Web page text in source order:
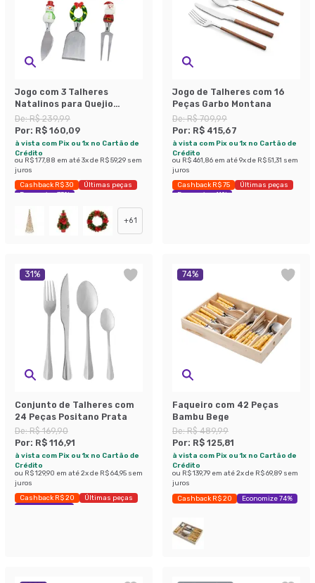
Jogo com 3 Talheres
Natalinos para Quejio
Espressione Prata
De:R$ 239,99
Por: R$ 160,09
à vista com Pix ou 1x no Cartão de
Crédito
ou R$ 177,88 em até3x de R$ 59,29 sem
juros
Cashback R$ 30
Últimas peças
Economize 33%
+61
Jogo de Talheres com 16
Peças Garbo Montana
De:R$ 709,99
Por: R$ 415,67
à vista com Pix ou 1x no Cartão de
Crédito
ou R$ 461,86 em até9x de R$ 51,31 sem
juros
Cashback R$ 75
Últimas peças
Economize 41%
31%
Conjunto de Talheres com
24 Peças Positano Prata
De:R$ 169,90
Por: R$ 116,91
à vista com Pix ou 1x no Cartão de
Crédito
ou R$ 129,90 em até2x de R$ 64,95 sem
juros
Cashback R$ 20
Últimas peças
Economize 31%
74%
Faqueiro com 42 Peças
Bambu Bege
De:R$ 489,99
Por: R$ 125,81
à vista com Pix ou 1x no Cartão de
Crédito
ou R$ 139,79 em até2x de R$ 69,89 sem
juros
Cashback R$ 20 Economize 74%